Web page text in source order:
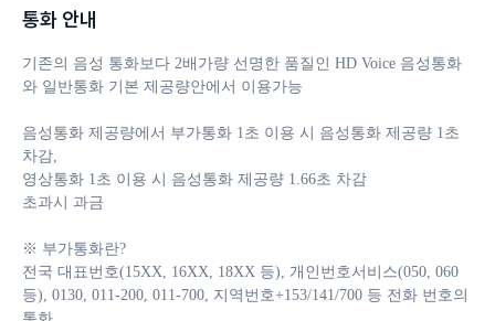
통화 안내
기존의 음성 통화보다 2배가량 선명한 품질인 HD Voice 음성통화
와 일반통화 기본 제공량안에서 이용가능
음성통화 제공량에서 부가통화 1초 이용 시 음성통화 제공량 1초
차감,
영상통화 1초 이용 시 음성통화 제공량 1.66초 차감
초과시 과금
※ 부가통화란?
전국 대표번호(15XX, 16XX, 18XX 등), 개인번호서비스(050, 060
등), 0130, 011-200, 011-700, 지역번호+153/141/700 등 전화 번호의